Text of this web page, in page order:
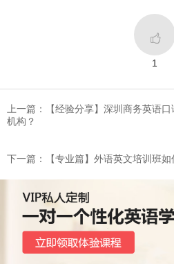

1
上一篇：【经验分享】深圳商务英语
机构？
下一篇：【专业篇】外语英文培训班